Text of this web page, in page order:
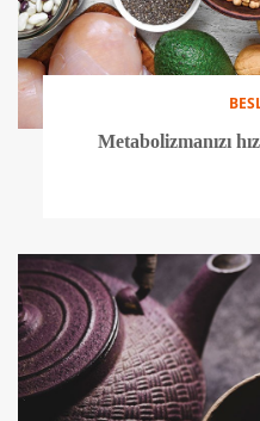
Metabolizmanızı